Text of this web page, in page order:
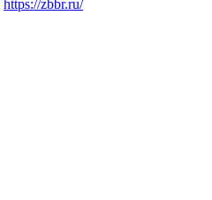
https://zbbr.ru/